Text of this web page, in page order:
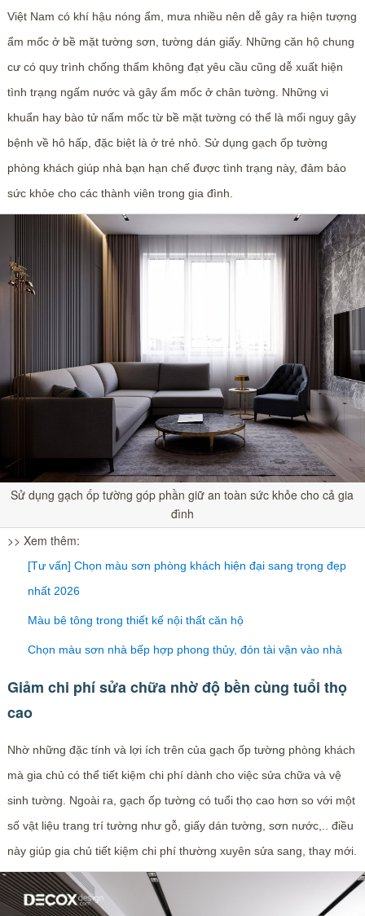
Việt Nam có khí hậu nóng ẩm, mưa nhiều nên dễ gây ra hiện tượng
ẩm mốc ở bề mặt tường sơn, tường dán giấy. Những căn hộ chung
cư có quy trình chống thấm không đạt yêu cầu cũng dễ xuất hiện
tình trạng ngấm nước và gây ẩm mốc ở chân tường. Những vi
khuẩn hay bào tử nấm mốc từ bề mặt tường có thể là mối nguy gây
bệnh về hô hấp, đặc biệt là ở trẻ nhỏ. Sử dụng gạch ốp tường
phòng khách giúp nhà bạn hạn chế được tình trạng này, đảm bảo
sức khỏe cho các thành viên trong gia đình.
Sử dụng gạch ốp tường góp phần giữ an toàn sức khỏe cho cả gia
đình
>> Xem thêm:
[Tư vấn] Chọn màu sơn phòng khách hiện đại sang trọng đẹp
nhất 2026
Màu bê tông trong thiết kế nội thất căn hộ
Chọn màu sơn nhà bếp hợp phong thủy, đón tài vận vào nhà
Giảm chi phí sửa chữa nhờ độ bền cùng tuổi thọ
cao
Nhờ những đặc tính và lợi ích trên của gạch ốp tường phòng khách
mà gia chủ có thể tiết kiệm chi phí dành cho việc sửa chữa và vệ
sinh tường. Ngoài ra, gạch ốp tường có tuổi thọ cao hơn so với một
số vật liệu trang trí tường như gỗ, giấy dán tường, sơn nước,.. điều
này giúp gia chủ tiết kiệm chi phí thường xuyên sửa sang, thay mới.